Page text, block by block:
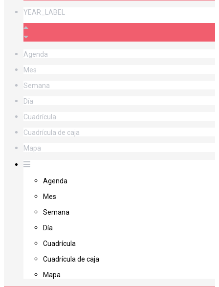
YEAR_LABEL
Agenda
Mes
Semana
Día
Cuadrícula
Cuadrícula de caja
Mapa
Agenda
Mes
Semana
Día
Cuadrícula
Cuadrícula de caja
Mapa